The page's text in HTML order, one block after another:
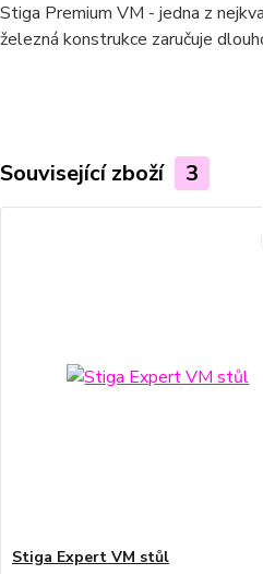
Stiga Premium VM - jedna z
železná konstrukce zaručuje
Související zboží 3
Stiga Expert VM stůl